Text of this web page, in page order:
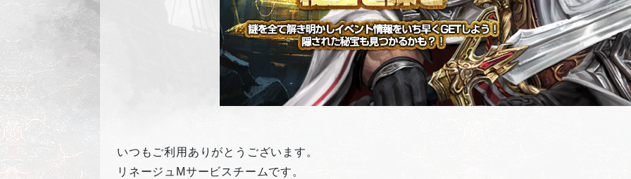
いつもご利用ありがとうございます。
リネージュMサービスチームです。